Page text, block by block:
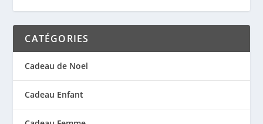
CATÉGORIES
Cadeau de Noel
Cadeau Enfant